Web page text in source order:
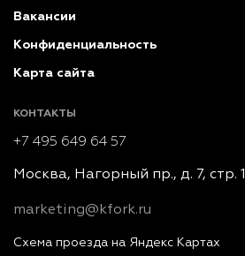
Вакансии
Конфиденциальность
Карта сайта
КОНТАКТЫ
+7 495 649 64 57
Москва, Нагорный пр., д. 7, стр. 1
marketing@kfork.ru
Схема проезда на Яндекс Картах